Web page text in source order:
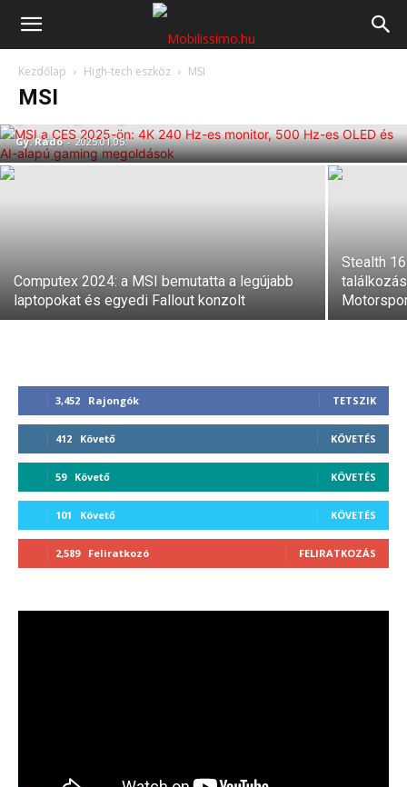
Mobilissimo.hu
Kezdőlap High-tech eszköz MSI
MSI
MSI a CES 2025-ön: 4K 240 Hz-es
monitor, 500 Hz-es OLED és AI-alapú
Gy. Rádó - 2025.01.05.
Computex 2024: a MSI bemutatta a legújabb
laptopokat és egyedi Fallout konzolt
Stealth
3,452 Rajongók TETSZIK
412 Követő KÖVETÉS
59 Követő KÖVETÉS
101 Követő KÖVETÉS
2,589 Feliratkozó FELIRATKOZÁS